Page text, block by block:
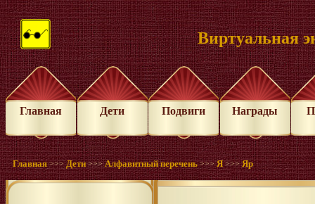
Виртуальная
Главная Дети Подвиги Награды
Главная >>>Дети >>>Алфавитный перечень >>>Я >>>Яр